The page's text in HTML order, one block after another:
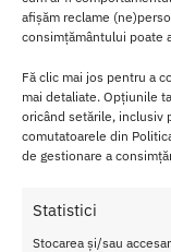
afișăm reclame
consimțământului poate
Fă clic mai jos pentru a
mai detaliate. Opțiunile
oricând setările, inclusiv
comutatoarele din
de gestionare a
Statistici
Stocarea și/sau
Transport Gratuit
Pentru toate
Retur Gratis in
Toate comenzile
Sex Shop